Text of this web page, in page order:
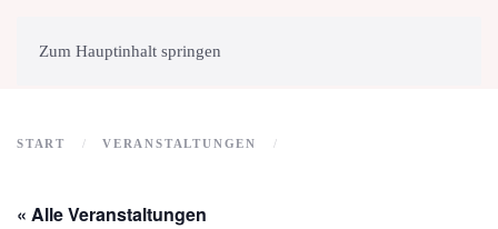
Zum Hauptinhalt springen
START VERANSTALTUNGEN
« Alle Veranstaltungen